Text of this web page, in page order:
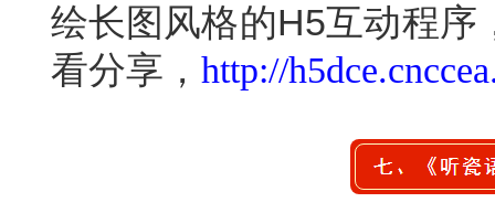
绘长图风格的H5互动程
看分享， http://